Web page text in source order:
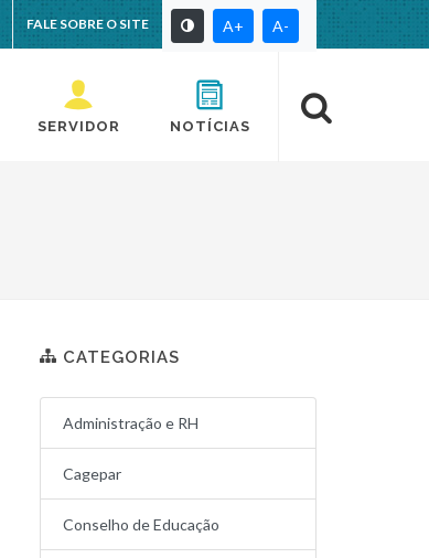
FALE SOBRE O SITE A+ A-
SERVIDOR NOTÍCIAS
CATEGORIAS
Administração e RH
Cagepar
Conselho de Educação